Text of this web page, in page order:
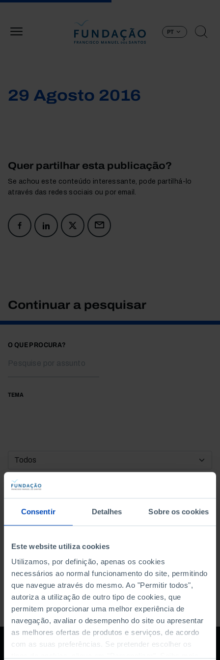
Consentir Detalhes Sobre os cookies
Este website utiliza cookies
Utilizamos, por definição, apenas os cookies
necessários ao normal funcionamento do site, permitindo
que navegue através do mesmo. Ao "Permitir todos",
autoriza a utilização de outro tipo de cookies, que
permitem proporcionar uma melhor experiência de
navegação, avaliar o desempenho do site ou apresentar
as melhores ofertas de produtos e serviços, de acordo
com as suas preferências. Se pretender escolher os
PT
29 Agosto 2016
Quer partilhar esta publicação?
Se achou este conteúdo interessante, pode partilhá-lo
através das redes sociais ou por email.
Continuar a pesquisar
O QUE PROCURA?
TEMA
DATA DE INÍCIO
DATA DE FIM